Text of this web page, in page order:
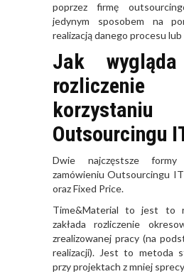
poprzez firmę
jedynym sposobem na
realizacją danego procesu
Jak
Outsourcingu
Dwie najczęstsze formy
zamówieniu Outsourcingu
oraz Fixed Price.
Time&Material to jest to
zakłada rozliczenie
zrealizowanej pracy (na
realizacji). Jest to metoda
przy projektach z mniej